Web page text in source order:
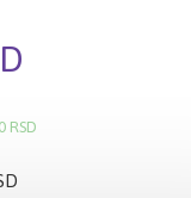
RSD